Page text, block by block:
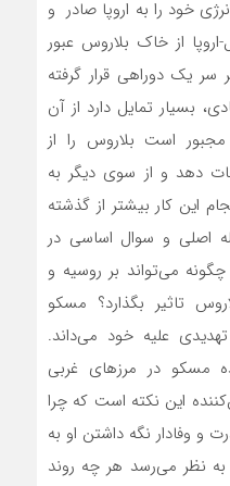
خود را به اروپا صادر و
از خاک بلاروس عبور
یک دوراهی قرار گرفته
بسیار تمایل دارد از آن
است بلاروس را از
دهد و از سوی دیگر به
این کار بیشتر از گذشته
اصلی و سوال اساسی در
می‌تواند بر روسیه و
تاثیر بگذارد؟ مسکو
علیه خود می‌داند.
مسکو در مرزهای غربی
این نکته است که چرا
و وفادار نگه داشتن او به
به نظر می‌رسد هر چه روند